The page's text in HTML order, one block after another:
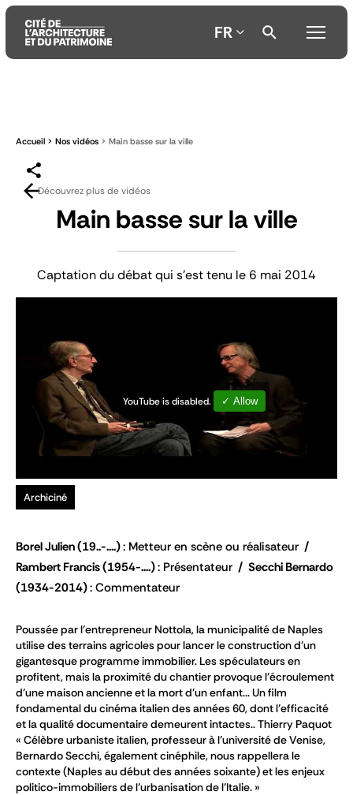
contenu
menu
FR
Accueil Nos vidéos Main basse sur la ville
Découvrez plus de vidéos
Main basse sur la ville
Captation du débat qui s'est tenu le 6 mai 2014
YouTube is disabled. ✓ Allow
Archiciné
Borel Julien(19..-....) Metteur en scène ou réalisateur
Rambert Francis(1954-....) Présentateur
Secchi Bernardo
(1934-2014) Commentateur
Poussée par l’entrepreneur Nottola, la municipalité de Naples
utilise des terrains agricoles pour lancer le construction d’un
gigantesque programme immobilier. Les spéculateurs en
profitent, mais la proximité du chantier provoque l’écroulement
d’une maison ancienne et la mort d’un enfant... Un film
fondamental du cinéma italien des années 60, dont l’efficacité
et la qualité documentaire demeurent intactes.. Thierry Paquot
« Célèbre urbaniste italien, professeur à l’université de Venise,
Bernardo Secchi, également cinéphile, nous rappellera le
contexte (Naples au début des années soixante) et les enjeux
politico-immobiliers de l’urbanisation de l’Italie. »